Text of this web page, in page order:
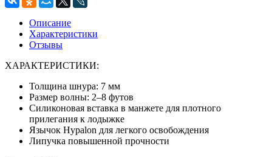
Описание
Характеристики
Отзывы
ХАРАКТЕРИСТИКИ:
Толщина шнура: 7 мм
Размер волны: 2–8 футов
Силиконовая вставка в манжете для плотного
прилегания к лодыжке
Язычок Hypalon для легкого освобождения
Липучка повышенной прочности